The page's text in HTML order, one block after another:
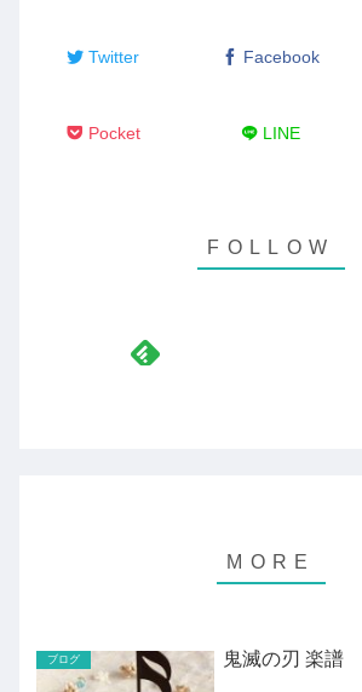
Twitter Facebook
Pocket LINE
ブログ 鬼滅の刃 楽譜